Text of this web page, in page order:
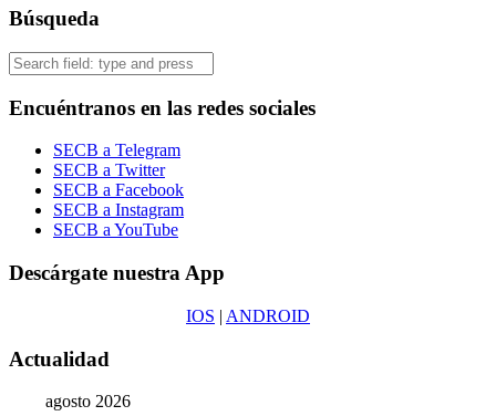
Búsqueda
Search
Encuéntranos en las redes sociales
SECB a Telegram
SECB a Twitter
SECB a Facebook
SECB a Instagram
SECB a YouTube
Descárgate nuestra App
IOS | ANDROID
Actualidad
agosto 2026